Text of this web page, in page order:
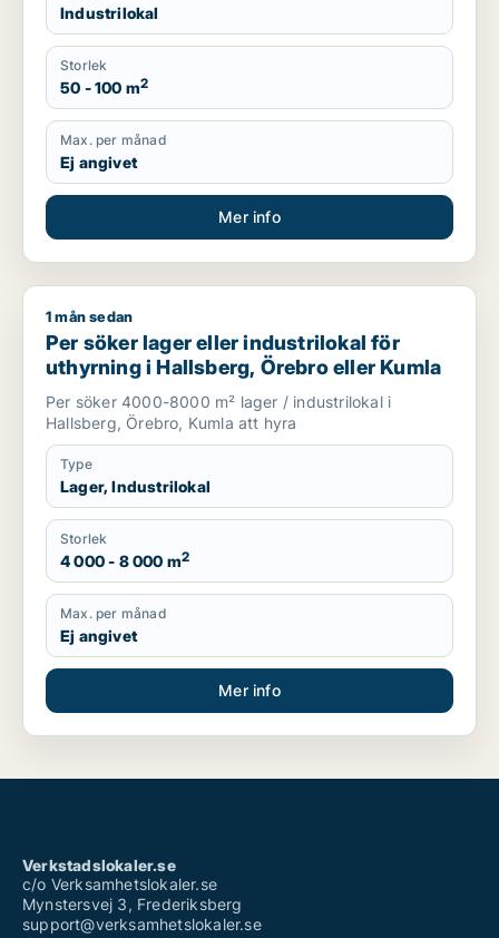
Industrilokal
Storlek
50 - 100 m2
Max. per månad
Ej angivet
Mer info
Per söker lager eller industrilokal för uthyrning i Hallsberg,
1 mån sedan
Per söker lager eller industrilokal för
uthyrning i Hallsberg, Örebro eller Kumla
Per söker 4000-8000 m² lager / industrilokal i
Hallsberg, Örebro, Kumla att hyra
Type
Lager, Industrilokal
Storlek
4 000 - 8 000 m2
Max. per månad
Ej angivet
Mer info
Verkstadslokaler.se
c/o Verksamhetslokaler.se
Mynstersvej 3, Frederiksberg
support@verksamhetslokaler.se